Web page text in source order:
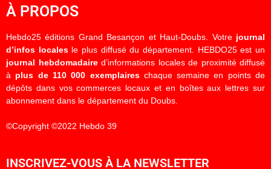
À PROPOS
Hebdo25 éditions Grand Besançon et Haut-Doubs. Votre journal
d’infos localesle plus diffusé du département. HEBDO25 est un
journal hebdomadaired’informations locales de proximité diffusé
à plus de 110 000 exemplaireschaque semaine en points de
dépôts dans vos commerces locaux et en boîtes aux lettres sur
abonnement dans le département du Doubs.
©Copyright ©2022 Hebdo 39
INSCRIVEZ-VOUS À LA NEWSLETTER